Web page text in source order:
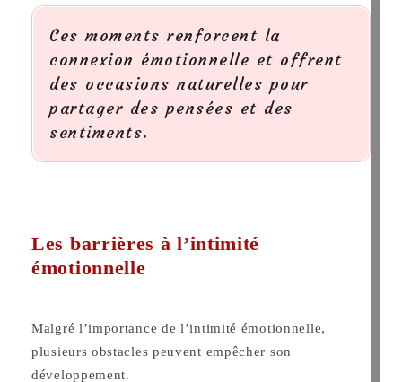
Ces moments renforcent la
connexion émotionnelle et offrent
des occasions naturelles pour
partager des pensées et des
sentiments.
Les barrières à l’intimité
émotionnelle
Malgré l’importance de l’intimité émotionnelle,
plusieurs obstacles peuvent empêcher son
développement.